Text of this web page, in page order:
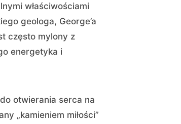
właściwościami
geologa, George’a
często mylony z
energetyka i
otwierania serca na
„kamieniem miłości”